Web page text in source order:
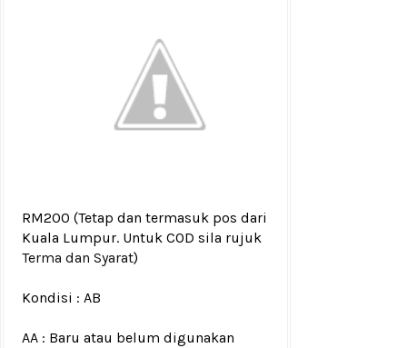
RM200 (Tetap dan termasuk pos dari
Kuala Lumpur. Untuk COD sila rujuk
Terma dan Syarat)
Kondisi : AB
AA : Baru atau belum digunakan